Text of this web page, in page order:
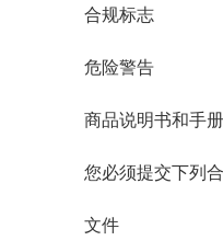
合规标志
危险警告
商品说明书和手册
您必须提交下列
文件